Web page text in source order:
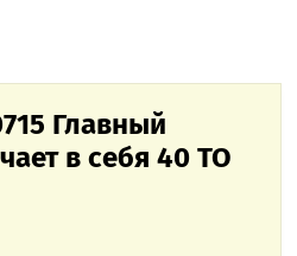
Главный
в себя 40 TO